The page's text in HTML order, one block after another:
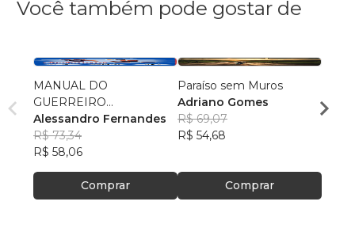
Você também pode gostar de
MANUAL DO
GUERREIRO
IMPROVÁVEL
Alessandro Fernandes
R$ 73,34
R$ 58,06
Comprar
Paraíso sem Muros
Adriano Gomes
R$ 69,07
R$ 54,68
Comprar
R$